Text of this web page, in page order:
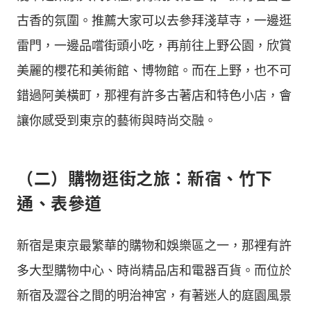
古香的氛圍。推薦大家可以去參拜淺草寺，一邊逛
雷門，一邊品嚐街頭小吃，再前往上野公園，欣賞
美麗的櫻花和美術館、博物館。而在上野，也不可
錯過阿美橫町，那裡有許多古著店和特色小店，會
讓你感受到東京的藝術與時尚交融。
（二）購物逛街之旅：新宿、竹下
通、表參道
新宿是東京最繁華的購物和娛樂區之一，那裡有許
多大型購物中心、時尚精品店和電器百貨。而位於
新宿及澀谷之間的明治神宮，有著迷人的庭園風景